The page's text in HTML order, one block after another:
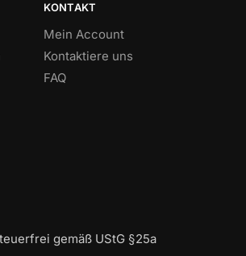
KONTAKT
Mein Account
Kontaktiere uns
FAQ
gemäß UStG §25a